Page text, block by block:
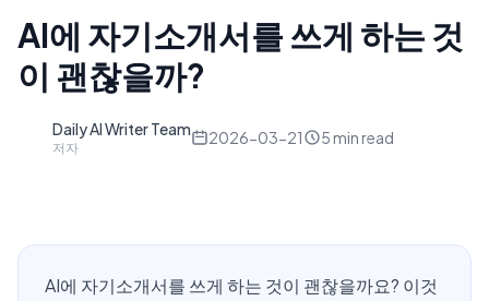
AI에 자기소개서를 쓰게 하는 것
이 괜찮을까?
Daily AI Writer Team
저자
2026-03-21 5 min read
AI에 자기소개서를 쓰게 하는 것이 괜찮을까요? 이것